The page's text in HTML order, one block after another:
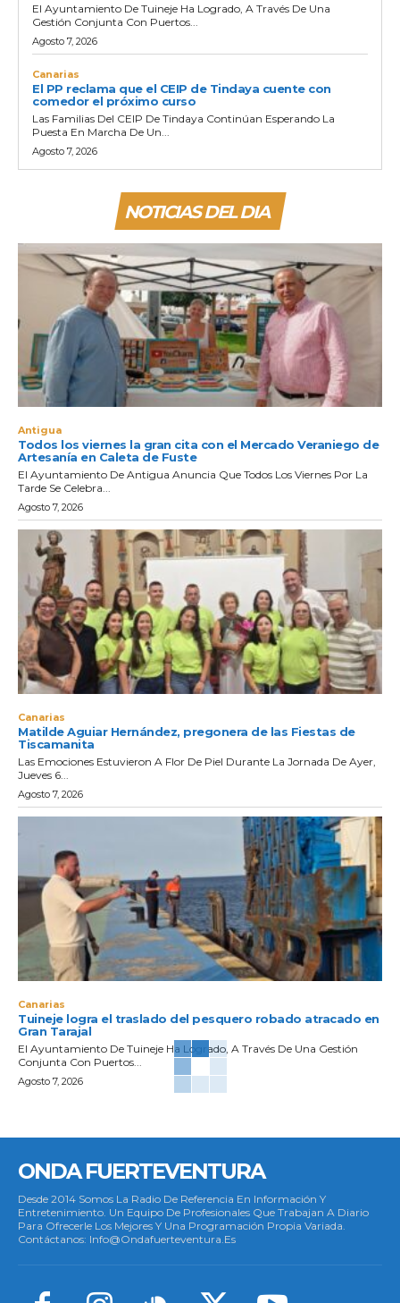
El Ayuntamiento De Tuineje Ha Logrado, A Través De Una
Gestión Conjunta Con Puertos...
Agosto 7, 2026
Canarias
El PP reclama que el CEIP de Tindaya cuente con
comedor el próximo curso
Las Familias Del CEIP De Tindaya Continúan Esperando La
Puesta En Marcha De Un...
Agosto 7, 2026
NOTICIAS DEL DIA
Antigua
Todos los viernes la gran cita con el Mercado Veraniego de
Artesanía en Caleta de Fuste
El Ayuntamiento De Antigua Anuncia Que Todos Los Viernes Por La
Tarde Se Celebra...
Agosto 7, 2026
Canarias
Matilde Aguiar Hernández, pregonera de las Fiestas de
Tiscamanita
Las Emociones Estuvieron A Flor De Piel Durante La Jornada De Ayer,
Jueves 6...
Agosto 7, 2026
Canarias
Tuineje logra el traslado del pesquero robado atracado en
Gran Tarajal
El Ayuntamiento De Tuineje Ha Logrado, A Través De Una Gestión
Conjunta Con Puertos...
Agosto 7, 2026
ONDA FUERTEVENTURA
Desde 2014 Somos La Radio De Referencia En Información Y
Entretenimiento. Un Equipo De Profesionales Que Trabajan A Diario
Para Ofrecerle Los Mejores Y Una Programación Propia Variada.
Contáctanos: Info@ondafuerteventura.es